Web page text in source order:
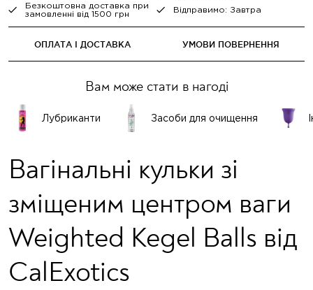
Безкоштовна доставка при
замовленні від 1500 грн
Відправимо: Завтра
ОПЛАТА І ДОСТАВКА УМОВИ ПОВЕРНЕННЯ
Вам може стати в нагоді
Лубриканти Засоби для очищення
Вагінальні кульки зі
зміщеним центром ваги
Weighted Kegel Balls від
CalExotics